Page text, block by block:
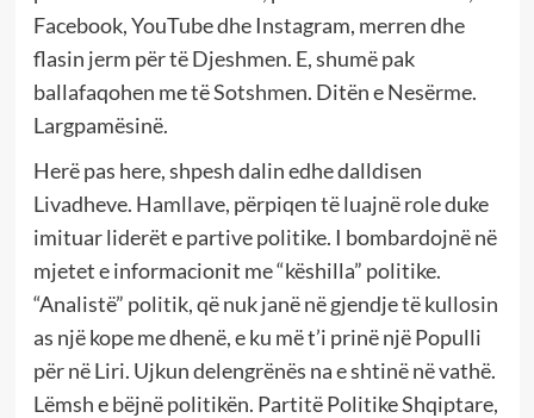
Facebook, YouTube dhe Instagram, merren dhe
flasin jerm për të Djeshmen. E, shumë pak
ballafaqohen me të Sotshmen. Ditën e Nesërme.
Largpamësinë.
Herë pas here, shpesh dalin edhe dalldisen
Livadheve. Hamllave, përpiqen të luajnë role duke
imituar liderët e partive politike. I bombardojnë në
mjetet e informacionit me “këshilla” politike.
“Analistë” politik, që nuk janë në gjendje të kullosin
as një kope me dhenë, e ku më t’i prinë një Populli
për në Liri. Ujkun delengrënës na e shtinë në vathë.
Lëmsh e bëjnë politikën. Partitë Politike Shqiptare,